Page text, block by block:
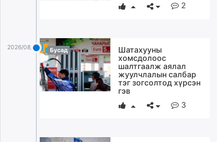
2
2026/08/04 Бусад
Шатахууны
хомсдолоос
шалтгаалж аялал
жуулчлалын салбар
тэг зогсолтод хүрсэн
гэв
3